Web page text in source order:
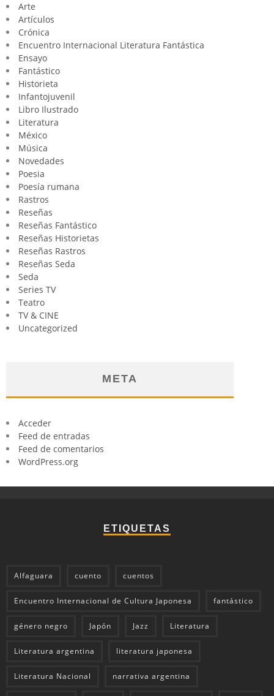
Arte
Artículos
Crónica
Encuentro Internacional Literatura Fantástica
Ensayo
Fantástico
Historieta
Infantojuvenil
Libro Ilustrado
Literatura
México
Música
Novedades
Poesia
Poesía rumana
Rastros
Reseñas
Reseñas Fantástico
Reseñas Historietas
Reseñas Rastros
Reseñas Seda
Seda
Series TV
Teatro
TV & CINE
Uncategorized
META
Acceder
Feed de entradas
Feed de comentarios
WordPress.org
ETIQUETAS
Alfaguara cuento cuentos
Encuentro Internacional de Cultura Japonesa fantástico
género negro Japón Jazz Literatura
Literatura argentina literatura japonesa
Literatura Nacional narrativa argentina